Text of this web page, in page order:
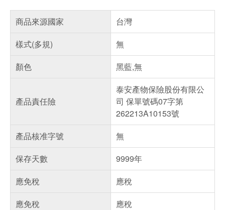
商品來源國家
台灣
樣式(多規)
無
顏色
黑藍,無
產品責任險
泰安產物保險股份有限公
司 保單號碼07字第
262213A10153號
產品核准字號
無
保存天數
9999年
應免稅
應稅
應免稅
應稅